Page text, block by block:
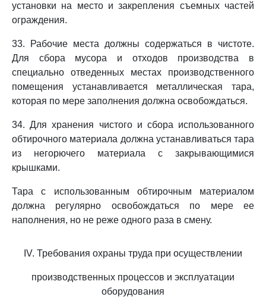
установки на место и закрепления съемных частей
ограждения.
33. Рабочие места должны содержаться в чистоте.
Для сбора мусора и отходов производства в
специально отведенных местах производственного
помещения устанавливается металлическая тара,
которая по мере заполнения должна освобождаться.
34. Для хранения чистого и сбора использованного
обтирочного материала должна устанавливаться тара
из негорючего материала с закрывающимися
крышками.
Тара с использованным обтирочным материалом
должна регулярно освобождаться по мере ее
наполнения, но не реже одного раза в смену.
IV. Требования охраны труда при осуществлении
производственных процессов и эксплуатации
оборудования